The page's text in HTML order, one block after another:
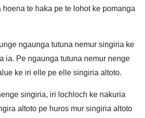
hoena te haka pe te lohot ke pomanga
ngaunga tutuna nemur singiria ke
ia. Pe ngaunga tutuna nemur nenge
ke iri elle pe elle singiria altoto.
singiria, iri lochloch ke nakuria
altoto pe huros mur singiria altoto